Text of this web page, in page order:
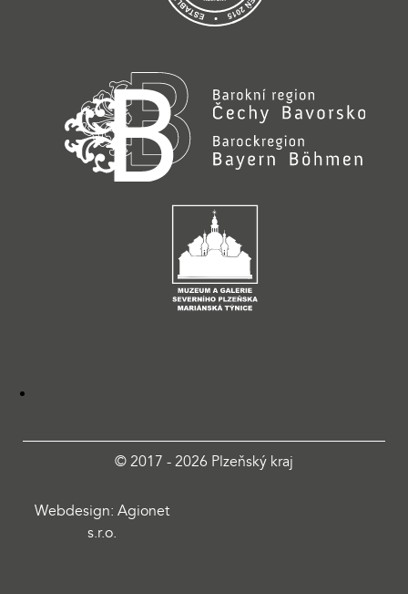
© 2017 - 2026 Plzeňský kraj
Webdesign: Agionet
s.r.o.